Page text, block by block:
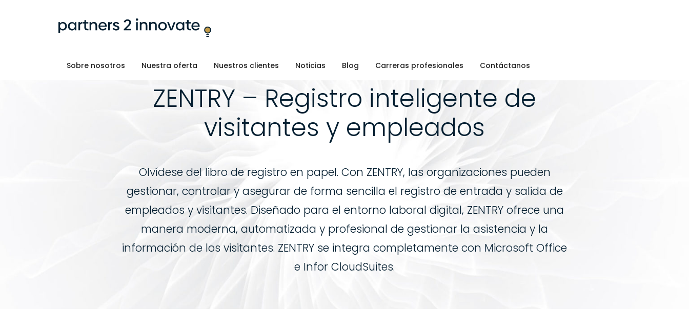
Sobre nosotros Nuestra oferta Nuestros clientes Noticias Blog Carreras profesionales Contáctanos
ZENTRY – Registro inteligente de
visitantes y empleados
Olvídese del libro de registro en papel. Con ZENTRY, las organizaciones pueden
gestionar, controlar y asegurar de forma sencilla el registro de entrada y salida de
empleados y visitantes. Diseñado para el entorno laboral digital, ZENTRY ofrece una
manera moderna, automatizada y profesional de gestionar la asistencia y la
información de los visitantes. ZENTRY se integra completamente con Microsoft Office
e Infor CloudSuites.